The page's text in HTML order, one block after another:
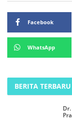
Facebook
WhatsApp
BERITA TERBARU